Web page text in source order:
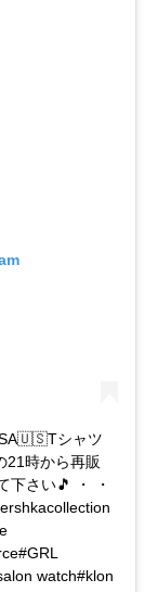
シャツ
21時から再販
下さい🎵 ・ ・
watch#klon